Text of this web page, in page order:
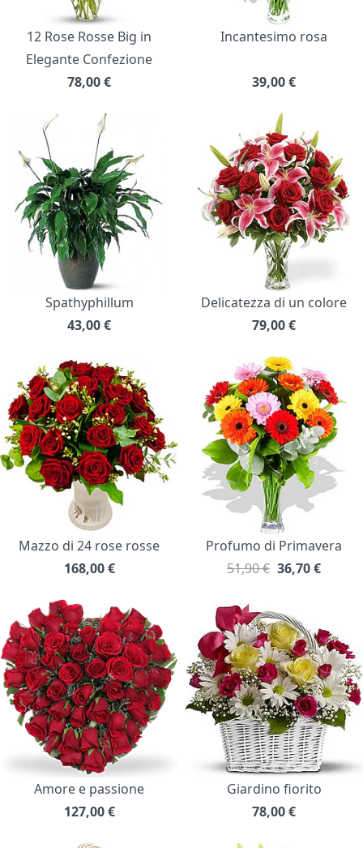
12 Rose Rosse Big in
Elegante Confezione
78,00€
Incantesimo rosa
39,00€
Spathyphillum
43,00€
Delicatezza di un colore
79,00€
Mazzo di 24 rose rosse
168,00 €
Profumo di Primavera
51,90 € 36,70€
Amore e passione
127,00 €
Giardino fiorito
78,00€